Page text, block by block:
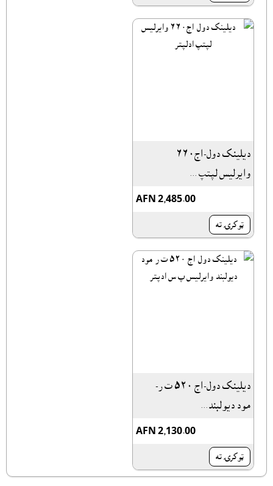
دیلینک دول-اج۶۶۰
وایرلیس لپتپ ...
AFN 2,485.00
ټوکرۍ ته
دیلینک دول-اج ۵۲۰ ت ر-
مود دیولبند...
AFN 2,130.00
ټوکرۍ ته